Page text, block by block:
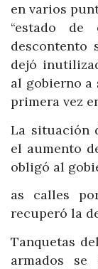
en varios
“estado de
descontento
dejó
al gobierno
primera vez
La situación
el aumento
obligó al
as calles
recuperó la
Tanquetas
armados se